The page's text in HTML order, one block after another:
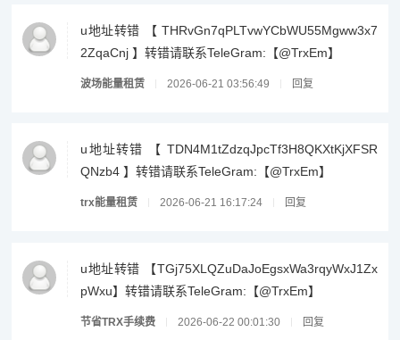
u地址转错 【 THRvGn7qPLTvwYCbWU55Mgww3x7
2ZqaCnj 】转错请联系TeleGram:【@TrxEm】
波场能量租赁 2026-06-21 03:56:49 回复
u地址转错 【 TDN4M1tZdzqJpcTf3H8QKXtKjXFSR
QNzb4 】转错请联系TeleGram:【@TrxEm】
trx能量租赁 2026-06-21 16:17:24 回复
u地址转错 【TGj75XLQZuDaJoEgsxWa3rqyWxJ1Zx
pWxu】转错请联系TeleGram:【@TrxEm】
节省TRX手续费 2026-06-22 00:01:30 回复